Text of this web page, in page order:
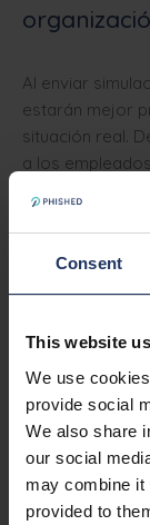
Consent
This website
We use
provide social
We also share
our social
may combine it
provided to
Al enviar
estarán mejor
situación real.
a los
Al estar mejor
confianza a la
potencialmente
Además,
de la norma
materia de
medición, el
del estado
organización.